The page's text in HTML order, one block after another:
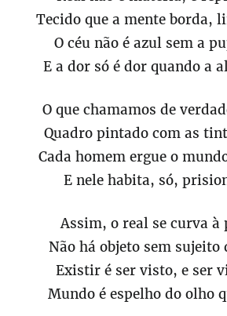
Tecido que a mente borda,
O céu não é azul sem a
E a dor só é dor quando a
O que chamamos de
Quadro pintado com as
Cada homem ergue o
E nele habita, só,
Assim, o real se curva à
Não há objeto sem sujeito
Existir é ser visto, e ser
Mundo é espelho do olho